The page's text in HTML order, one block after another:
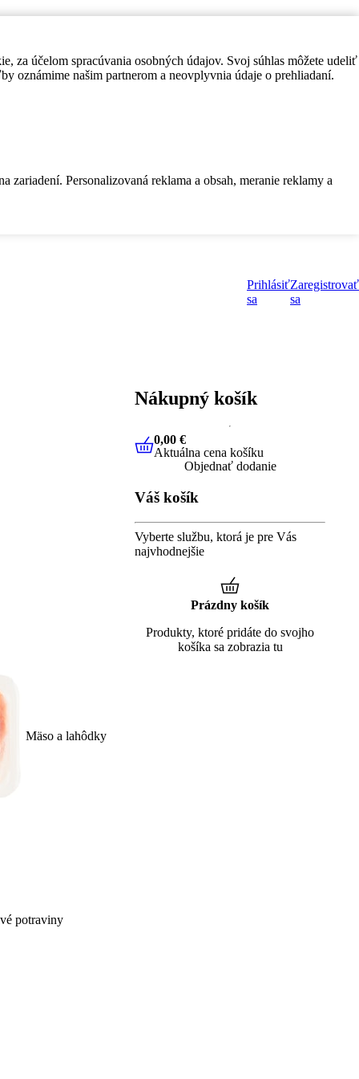
za účelom spracúvania osobných údajov. Svoj súhlas môžete udeliť
oznámime našim partnerom a neovplyvnia údaje o prehliadaní.
Personalizovaná reklama a obsah, meranie reklamy a
Prihlásiť
sa
Zaregistrovať
sa
Mäso a lahôdky
potraviny
Nákupný košík
0,00 €Aktuálna cena košíku
0,00 €
Aktuálna cena košíku
Objednať dodanie
Váš košík
Vyberte službu, ktorá je pre Vás
najvhodnejšie
Prázdny košík
Produkty, ktoré pridáte do svojho
košíka sa zobrazia tu